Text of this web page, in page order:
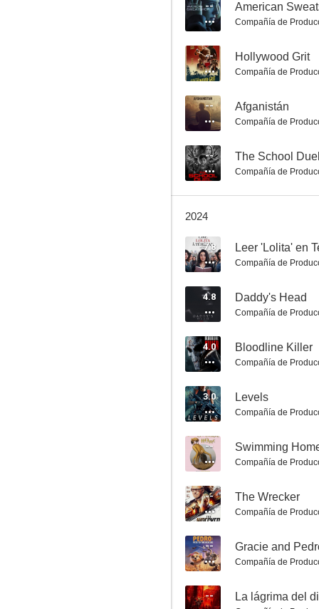
Más allá de la verdad
6.1
6.0
Belleza eterna
5.8
El fantasma de Canterville
-- American
Compañía de
-- Hollywood Grit
Compañía de
-- Afganistán
Compañía de
-- The School
Compañía de
2024
7.8 Leer 'Lolita' en
Compañía de
4.8 Daddy's Head
Compañía de
4.0 Bloodline Killer
Compañía de
3.0 Levels
Compañía de
-- Swimming
Compañía de
-- The Wrecker
Compañía de
--
Compañía de
-- La lágrima del